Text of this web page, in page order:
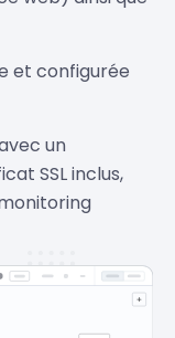
et configurée
un
SSL inclus,